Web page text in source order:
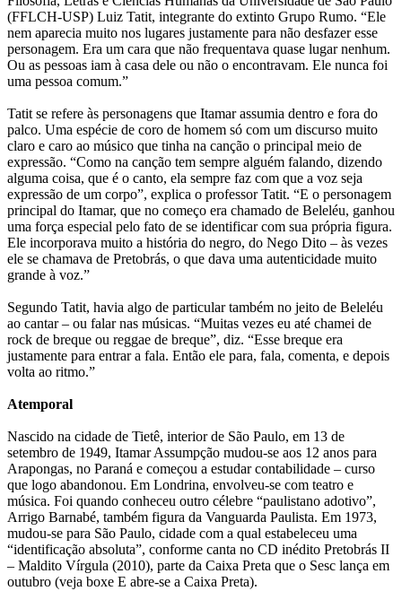
(FFLCH-USP) Luiz Tatit, integrante do extinto Grupo Rumo. “Ele
nem aparecia muito nos lugares justamente para não desfazer esse
personagem. Era um cara que não frequentava quase lugar nenhum.
Ou as pessoas iam à casa dele ou não o encontravam. Ele nunca foi
uma pessoa comum.”
Tatit se refere às personagens que Itamar assumia dentro e fora do
palco. Uma espécie de coro de homem só com um discurso muito
claro e caro ao músico que tinha na canção o principal meio de
expressão. “Como na canção tem sempre alguém falando, dizendo
alguma coisa, que é o canto, ela sempre faz com que a voz seja
expressão de um corpo”, explica o professor Tatit. “E o personagem
principal do Itamar, que no começo era chamado de Beleléu, ganhou
uma força especial pelo fato de se identificar com sua própria figura.
Ele incorporava muito a história do negro, do Nego Dito – às vezes
ele se chamava de Pretobrás, o que dava uma autenticidade muito
grande à voz.”
Segundo Tatit, havia algo de particular também no jeito de Beleléu
ao cantar – ou falar nas músicas. “Muitas vezes eu até chamei de
rock de breque ou reggae de breque”, diz. “Esse breque era
justamente para entrar a fala. Então ele para, fala, comenta, e depois
volta ao ritmo.”
Atemporal
Nascido na cidade de Tietê, interior de São Paulo, em 13 de
setembro de 1949, Itamar Assumpção mudou-se aos 12 anos para
Arapongas, no Paraná e começou a estudar contabilidade – curso
que logo abandonou. Em Londrina, envolveu-se com teatro e
música. Foi quando conheceu outro célebre “paulistano adotivo”,
Arrigo Barnabé, também figura da Vanguarda Paulista. Em 1973,
mudou-se para São Paulo, cidade com a qual estabeleceu uma
“identificação absoluta”, conforme canta no CD inédito Pretobrás II
– Maldito Vírgula (2010), parte da Caixa Preta que o Sesc lança em
outubro (veja boxe E abre-se a Caixa Preta).